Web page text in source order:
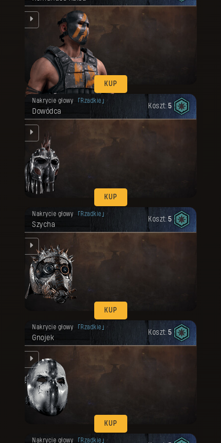
KUP
Nakrycie głowy Rzadkie
Dowódca
Koszt: 5
KUP
Twoja nagroda została odblokowana.
Nakrycie głowy Rzadkie
Szycha
Koszt: 5
KUP
Twoja nagroda została odblokowana.
Nakrycie głowy Rzadkie
Gnojek
Koszt: 5
KUP
Twoja nagroda została odblokowana.
Nakrycie głowy Rzadkie
Twoja nagroda została odblokowana.